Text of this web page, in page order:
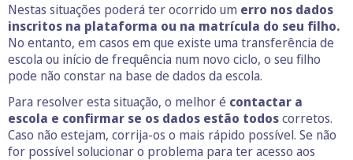
Nestas situações poderá ter ocorrido um erro nos dados
inscritos na plataforma ou na matrícula do seu filho.
No entanto, em casos em que existe uma transferência de
escola ou início de frequência num novo ciclo, o seu filho
pode não constar na base de dados da escola.
Para resolver esta situação, o melhor é contactar a
escola e confirmar se os dados estão todoscorretos.
Caso não estejam, corrija-os o mais rápido possível. Se não
for possível solucionar o problema para ter acesso aos